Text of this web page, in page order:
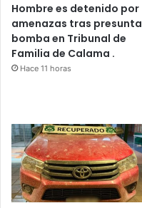
Hombre es detenido por
amenazas tras presunta
bomba en Tribunal de
Familia de Calama .
Hace 11 horas